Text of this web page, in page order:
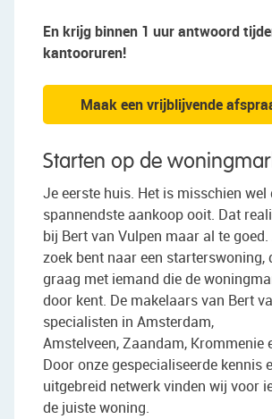
En krijg binnen 1 uur antwoord
kantooruren!
Maak een vrijblijvende
Starten op de
Je eerste huis. Het is misschien wel
spannendste aankoop ooit. Dat
bij Bert van Vulpen maar al te
zoek bent naar een starterswoning,
graag met iemand die de
door kent. De makelaars van Bert
specialisten in Amsterdam,
Amstelveen, Zaandam, Krommenie
Door onze gespecialiseerde kennis
uitgebreid netwerk vinden wij voor
de juiste woning.